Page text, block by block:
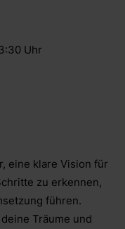
Uhr
eine klare Vision für
zu erkennen,
führen.
Träume und